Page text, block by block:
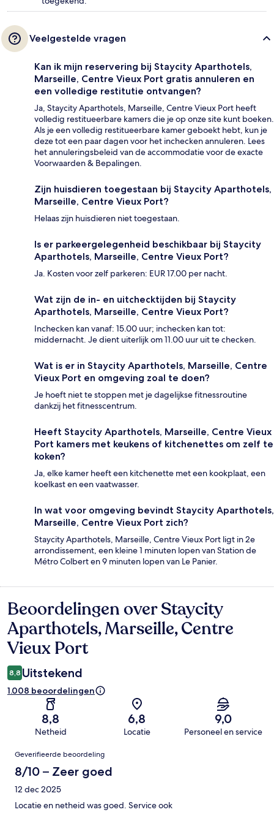
Veelgestelde vragen
Kan ik mijn reservering bij Staycity Aparthotels,
Marseille, Centre Vieux Port gratis annuleren en
een volledige restitutie ontvangen?
Ja, Staycity Aparthotels, Marseille, Centre Vieux Port heeft
volledig restitueerbare kamers die je op onze site kunt boeken.
Als je een volledig restitueerbare kamer geboekt hebt, kun je
deze tot een paar dagen voor het inchecken annuleren. Lees
het annuleringsbeleid van de accommodatie voor de exacte
Voorwaarden & Bepalingen.
Zijn huisdieren toegestaan bij Staycity Aparthotels,
Marseille, Centre Vieux Port?
Helaas zijn huisdieren niet toegestaan.
Is er parkeergelegenheid beschikbaar bij Staycity
Aparthotels, Marseille, Centre Vieux Port?
Ja. Kosten voor zelf parkeren: EUR 17.00 per nacht.
Wat zijn de in- en uitchecktijden bij Staycity
Aparthotels, Marseille, Centre Vieux Port?
Inchecken kan vanaf: 15.00 uur; inchecken kan tot:
middernacht. Je dient uiterlijk om 11.00 uur uit te checken.
Wat is er in Staycity Aparthotels, Marseille, Centre
Vieux Port en omgeving zoal te doen?
Je hoeft niet te stoppen met je dagelijkse fitnessroutine
dankzij het fitnesscentrum.
Heeft Staycity Aparthotels, Marseille, Centre Vieux
Port kamers met keukens of kitchenettes om zelf te
koken?
Ja, elke kamer heeft een kitchenette met een kookplaat, een
koelkast en een vaatwasser.
In wat voor omgeving bevindt Staycity Aparthotels,
Marseille, Centre Vieux Port zich?
Staycity Aparthotels, Marseille, Centre Vieux Port ligt in 2e
arrondissement, een kleine 1 minuten lopen van Station de
Métro Colbert en 9 minuten lopen van Le Panier.
Beoordelingen
Beoordelingen over Staycity
Aparthotels, Marseille, Centre
Vieux Port
8,8 Uitstekend
1.008 beoordelingen
8,8
Netheid
6,8
Locatie
9,0
Personeel en service
Beoordelingen
Geverifieerde beoordeling
8/10 – Zeer goed
12 dec 2025
Locatie en netheid was goed. Service ook